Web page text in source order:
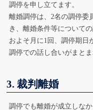
調停を申し立てます。
離婚調停は、2名の調停委
き、離婚条件等について
およそ月に1回、調停期日
調停での話し合いがまと
3. 裁判離婚
調停でも離婚が成立しな